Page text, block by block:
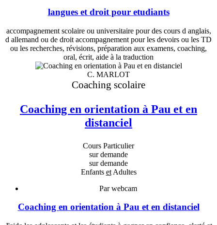
langues et droit pour etudiants
accompagnement scolaire ou universitaire pour des cours d anglais,
d allemand ou de droit accompagnement pour les devoirs ou les TD
ou les recherches, révisions, préparation aux examens, coaching,
oral, écrit, aide à la traduction
C. MARLOT
Coaching scolaire
Coaching en orientation à Pau et en
distanciel
Cours Particulier
sur demande
sur demande
Enfants etAdultes
Par webcam
Coaching en orientation à Pau et en distanciel